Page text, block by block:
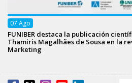
07 Ago
FUNIBER destaca la publicación
Thamiris Magalhães de Sousa en la
Marketing